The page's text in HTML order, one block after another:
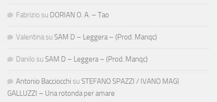
Fabrizio su DORIAN O. A. – Tao
Valentina su SAM D – Leggera – (Prod. Manqc)
Danilo su SAM D – Leggera – (Prod. Manqc)
Antonio Bacciocchi su STEFANO SPAZZI / IVANO MAGI
GALLUZZI – Una rotonda per amare